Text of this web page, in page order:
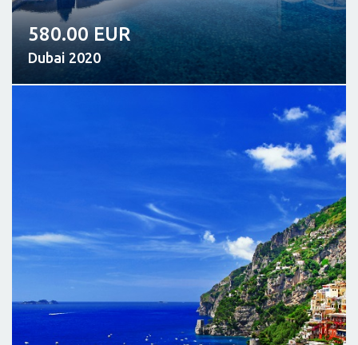
580.00 EUR
Dubai 2020